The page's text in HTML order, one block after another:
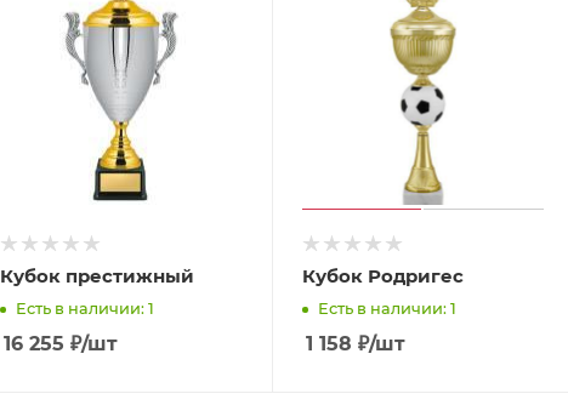
Кубок престижный
Есть в наличии: 1
16 255 ₽/шт
Кубок Родригес
Есть в наличии: 1
1 158 ₽/шт